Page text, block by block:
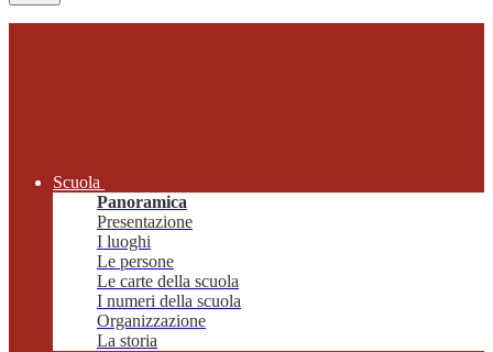
Scuola
Panoramica
Presentazione
I luoghi
Le persone
Le carte della scuola
I numeri della scuola
Organizzazione
La storia